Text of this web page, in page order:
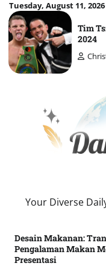
Skip
to
content
Tuesday, August 11, 2026
Tim
2024
Your Diverse
Desain Makanan:
Pengalaman Makan
Presentasi